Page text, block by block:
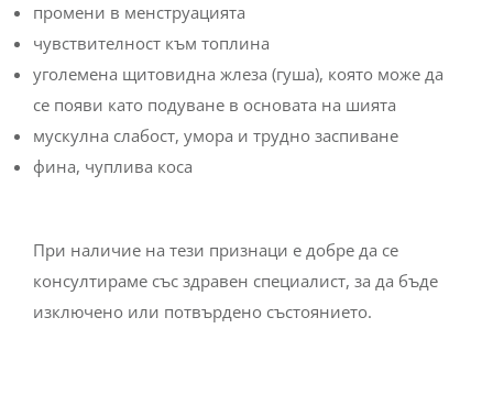
промени в менструацията
чувствителност към топлина
уголемена щитовидна жлеза (гуша), която може да
се появи като подуване в основата на шията
мускулна слабост, умора и трудно заспиване
фина, чуплива коса
При наличие на тези признаци е добре да се
консултираме със здравен специалист, за да бъде
изключено или потвърдено състоянието.